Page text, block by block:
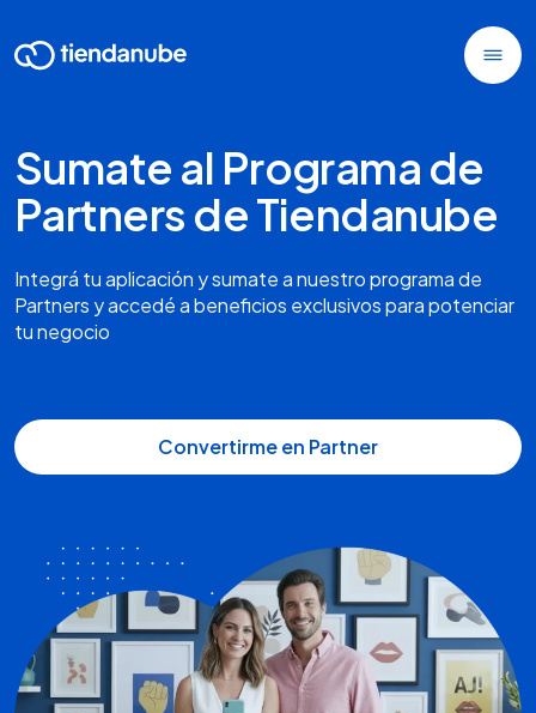
Sumate al Programa de
Partners de Tiendanube
Integrá tu aplicación y sumate a nuestro programa de
Partners y accedé a beneficios exclusivos para potenciar
tu negocio
Convertirme en Partner